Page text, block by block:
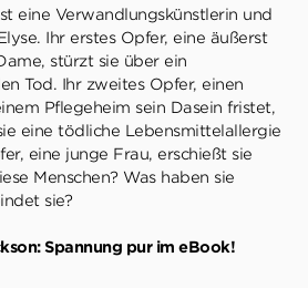
eine Verwandlungskünstlerin und
Ihr erstes Opfer, eine äußerst
stürzt sie über ein
Tod. Ihr zweites Opfer, einen
Pflegeheim sein Dasein fristet,
eine tödliche Lebensmittelallergie
eine junge Frau, erschießt sie
Menschen? Was haben sie
sie?
Spannung pur im eBook!